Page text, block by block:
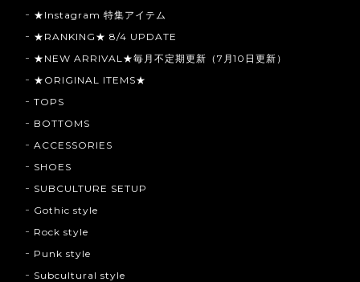
★Instagram 特集アイテム
★RANKING★ 8/4 UPDATE
★NEW ARRIVAL★毎月不定期更新（7月10日更新）
★ORIGINAL ITEMS★
TOPS
BOTTOMS
ACCESSORIES
SHOES
SUBCULTURE SETUP
Gothic style
Rock style
Punk style
Subcultural style